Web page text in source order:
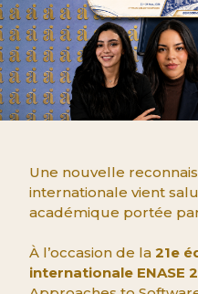
Une nouvelle
internationale vient
académique portée
À l’occasion de la 21e
internationale ENASE